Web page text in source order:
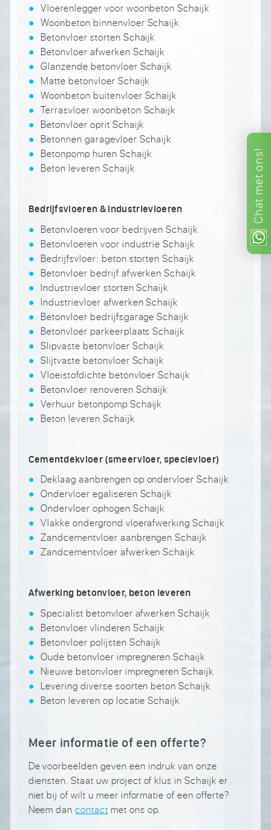
Chat
met
ons!
Vloerenlegger voor woonbeton Schaijk
Woonbeton binnenvloer Schaijk
Betonvloer storten Schaijk
Betonvloer afwerken Schaijk
Glanzende betonvloer Schaijk
Matte betonvloer Schaijk
Woonbeton buitenvloer Schaijk
Terrasvloer woonbeton Schaijk
Betonvloer oprit Schaijk
Betonnen garagevloer Schaijk
Betonpomp huren Schaijk
Beton leveren Schaijk
Bedrijfsvloeren & industrievloeren
Betonvloeren voor bedrijven Schaijk
Betonvloeren voor industrie Schaijk
Bedrijfsvloer: beton storten Schaijk
Betonvloer bedrijf afwerken Schaijk
Industrievloer storten Schaijk
Industrievloer afwerken Schaijk
Betonvloer bedrijfsgarage Schaijk
Betonvloer parkeerplaats Schaijk
Slipvaste betonvloer Schaijk
Slijtvaste betonvloer Schaijk
Vloeistofdichte betonvloer Schaijk
Betonvloer renoveren Schaijk
Verhuur betonpomp Schaijk
Beton leveren Schaijk
Cementdekvloer (smeervloer, specievloer)
Deklaag aanbrengen op ondervloer Schaijk
Ondervloer egaliseren Schaijk
Ondervloer ophogen Schaijk
Vlakke ondergrond vloerafwerking Schaijk
Zandcementvloer aanbrengen Schaijk
Zandcementvloer afwerken Schaijk
Afwerking betonvloer, beton leveren
Specialist betonvloer afwerken Schaijk
Betonvloer vlinderen Schaijk
Betonvloer polijsten Schaijk
Oude betonvloer impregneren Schaijk
Nieuwe betonvloer impregneren Schaijk
Levering diverse soorten beton Schaijk
Beton leveren op locatie Schaijk
Meer informatie of een offerte?
De voorbeelden geven een indruk van onze
diensten. Staat uw project of klus in Schaijk er
niet bij of wilt u meer informatie of een offerte?
Neem dancontact met ons op.